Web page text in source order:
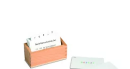
Zobrazit detail